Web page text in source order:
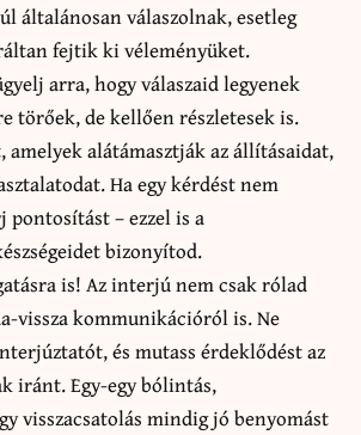
általánosan válaszolnak, esetleg
fejtik ki véleményüket.
arra, hogy válaszaid legyenek
törőek, de kellően részletesek is.
amelyek alátámasztják az állításaidat,
Ha egy kérdést nem
pontosítást – ezzel is a
bizonyítod.
is! Az interjú nem csak rólad
vissza kommunikációról is. Ne
és mutass érdeklődést az
iránt. Egy-egy bólintás,
visszacsatolás mindig jó benyomást